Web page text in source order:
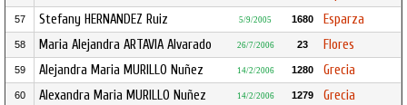
57 Stefany HERNANDEZ Ruiz 5/9/2005 1680 Esparza
58 Maria Alejandra ARTAVIA Alvarado 26/7/2006 23 Flores
59 Alejandra Maria MURILLO Nuñez 14/2/2006 1280 Grecia
60 Alexandra Maria MURILLO Nuñez 14/2/2006 1279 Grecia